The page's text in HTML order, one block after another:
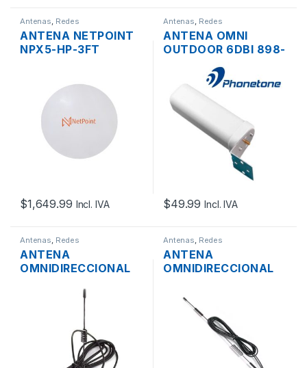
Antenas Redes
ANTENA NETPOINT
NPX5-HP-3FT
BLINDADA 34DBI 4.9-
6.4GHZ PTP
$1,649.99 Incl. IVA
Antenas Redes
ANTENA OMNI
OUTDOOR 6DBI 898-
2700MHZ
CONECTOR SMA
HEMBRA
$49.99 Incl. IVA
Antenas Redes
ANTENA
OMNIDIRECCIONAL
10DBI 700-2700MHZ
+ CABLE 3M
CONECTOR N
Antenas Redes
ANTENA
OMNIDIRECCIONAL
10DBI 700-2700MHZ
+ CABLE 3M
CONECTOR SMA